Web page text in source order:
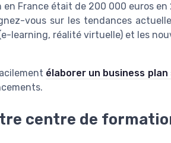
France était de 200 000 euros en
vous sur les tendances
learning, réalité virtuelle) et les
élaborer un business plan
centre de